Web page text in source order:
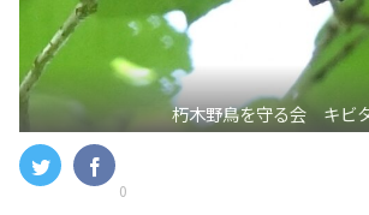
朽木野鳥を守る会 キ
0